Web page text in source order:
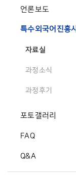
언론보도
특수외국어진흥
자료실
과정소식
과정후기
포토갤러리
FAQ
Q&A